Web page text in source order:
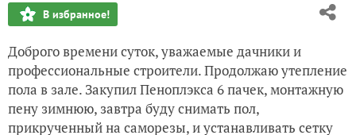
В избранное!
Доброго времени суток, уважаемые дачники и
профессиональные строители. Продолжаю утепление
пола в зале. Закупил Пеноплэкса 6 пачек, монтажную
пену зимнюю, завтра буду снимать пол,
прикрученный на саморезы, и устанавливать сетку